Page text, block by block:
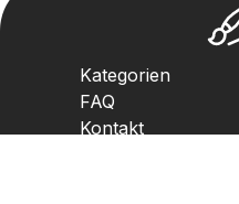
Kategorien
FAQ
Kontakt